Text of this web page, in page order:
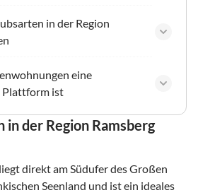
in der Region
eine
Plattform ist
in der Region Ramsberg
direkt am Südufer des Großen
Seenland und ist ein ideales